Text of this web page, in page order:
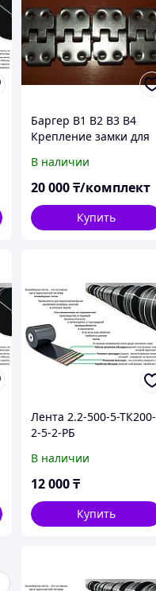
Баргер В1 В2 В3 В4
Крепление замки для
конвейерной
транспортерной
В наличии
20 000₸/комплект
Купить
Лента 2.2-500-5-ТК200-
2-5-2-РБ
В наличии
12 000₸
Купить